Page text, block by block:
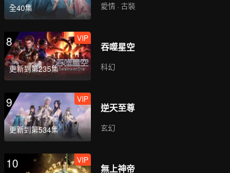
全40集 愛情 · 古裝
8
更新到第235集
VIP
吞噬星空
科幻
9
更新到第534集
VIP
逆天至尊
玄幻
10 VIP
無上神帝